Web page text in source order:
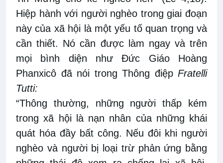
Hiệp hành với người nghèo trong giai đoạn
này của xã hội là một yếu tố quan trọng và
cần thiết. Nó cần được làm ngay và trên
mọi bình diện như Đức Giáo Hoàng
Phanxicô đã nói trong Thông điệp Fratelli
Tutti:
“Thông thường, những người thấp kém
trong xã hội là nạn nhân của những khái
quát hóa đầy bất công. Nếu đôi khi người
nghèo và người bị loại trừ phản ứng bằng